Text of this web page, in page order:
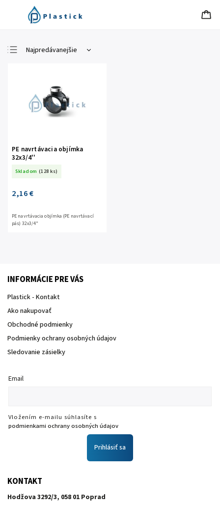
Najpredávanejšie
Abecedne
PE navrtávacia objímka
32x3/4''
Skladom (128 ks)
2,16 €
PE navrtávacia objímka (PE navrtávací
pás) 32x3/4"
INFORMÁCIE PRE VÁS
Plastick - Kontakt
Ako nakupovať
Obchodné podmienky
Podmienky ochrany osobných údajov
Sledovanie zásielky
Email
Vložením e-mailu súhlasíte s
podmienkami ochrany osobných údajov
Prihlásiť sa
KONTAKT
Hodžova 3292/3, 058 01 Poprad